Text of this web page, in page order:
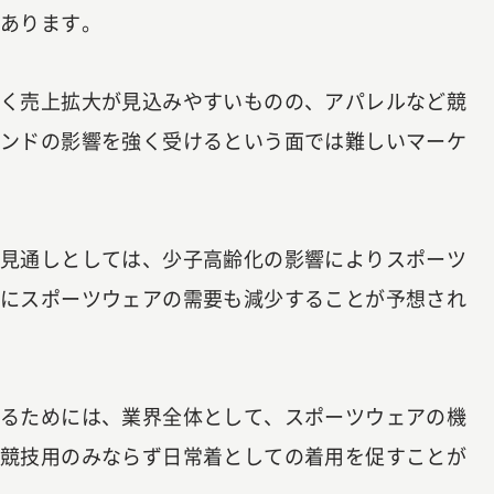
ります。
売上拡大が見込みやすいものの、アパレルなど競
ドの影響を強く受けるという面では難しいマーケ
通しとしては、少子高齢化の影響によりスポーツ
スポーツウェアの需要も減少することが予想され
ためには、業界全体として、スポーツウェアの機
技用のみならず日常着としての着用を促すことが